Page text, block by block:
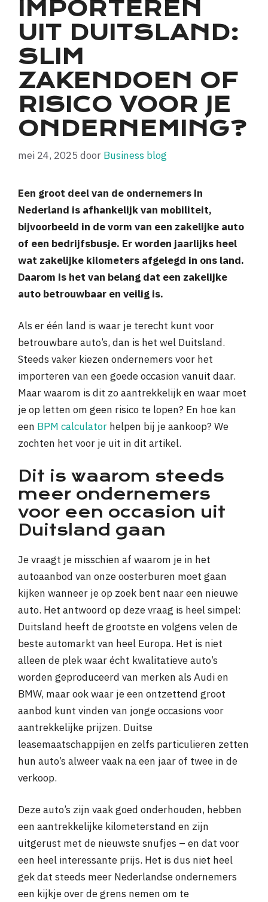
IMPORTEREN
UIT DUITSLAND:
SLIM
ZAKENDOEN OF
RISICO VOOR JE
ONDERNEMING?
mei 24, 2025 door Business blog
Een groot deel van de ondernemers in
Nederland is afhankelijk van mobiliteit,
bijvoorbeeld in de vorm van een zakelijke auto
of een bedrijfsbusje. Er worden jaarlijks heel
wat zakelijke kilometers afgelegd in ons land.
Daarom is het van belang dat een zakelijke
auto betrouwbaar en veilig is.
Als er één land is waar je terecht kunt voor
betrouwbare auto’s, dan is het wel Duitsland.
Steeds vaker kiezen ondernemers voor het
importeren van een goede occasion vanuit daar.
Maar waarom is dit zo aantrekkelijk en waar moet
je op letten om geen risico te lopen? En hoe kan
een BPM calculator helpen bij je aankoop? We
zochten het voor je uit in dit artikel.
Dit is waarom steeds
meer ondernemers
voor een occasion uit
Duitsland gaan
Je vraagt je misschien af waarom je in het
autoaanbod van onze oosterburen moet gaan
kijken wanneer je op zoek bent naar een nieuwe
auto. Het antwoord op deze vraag is heel simpel:
Duitsland heeft de grootste en volgens velen de
beste automarkt van heel Europa. Het is niet
alleen de plek waar écht kwalitatieve auto’s
worden geproduceerd van merken als Audi en
BMW, maar ook waar je een ontzettend groot
aanbod kunt vinden van jonge occasions voor
aantrekkelijke prijzen. Duitse
leasemaatschappijen en zelfs particulieren zetten
hun auto’s alweer vaak na een jaar of twee in de
verkoop.
Deze auto’s zijn vaak goed onderhouden, hebben
een aantrekkelijke kilometerstand en zijn
uitgerust met de nieuwste snufjes – en dat voor
een heel interessante prijs. Het is dus niet heel
gek dat steeds meer Nederlandse ondernemers
een kijkje over de grens nemen om te